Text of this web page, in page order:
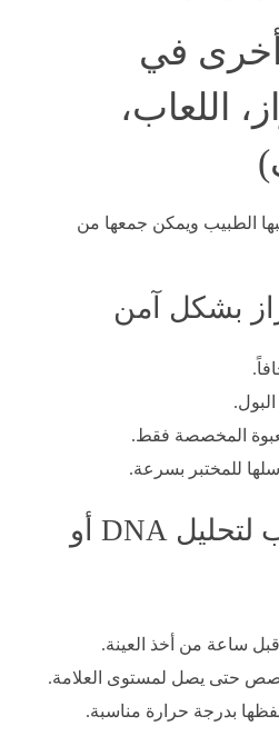
في
اللعاب،
الطبيب ويمكن جمعها من
بشكل آمن
البول.
المخصصة فقط.
للمختبر بسرعة.
جمع عينة اللعاب لتحليل DNA أو
ساعة من أخذ العينة.
حتى يصل لمستوى العلامة.
بدرجة حرارة مناسبة.